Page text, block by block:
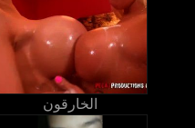
الخارقون